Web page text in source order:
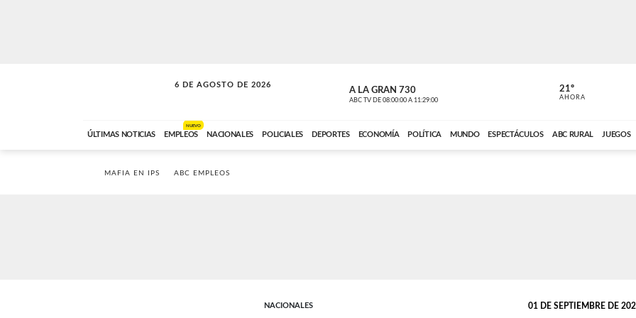
6 DE AGOSTO DE 2026
LA INCONDICIONAL A LA GRAN 730
ABC TV DE 08:00:00 A 11:29:00 ABC CARDINAL
21º
AHORA
ÚLTIMAS NOTICIAS EMPLEOS
NUEVO
NACIONALES POLICIALES DEPORTES ECONOMÍA POLÍTICA MUNDO ESPECTÁCULOS ABC RURAL JUEGOS
MAFIA EN IPS ABC EMPLEOS
NACIONALES 01 DE SEPTIEMBRE DE